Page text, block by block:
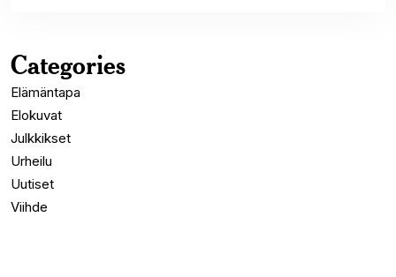
Categories
Elämäntapa
Elokuvat
Julkkikset
Urheilu
Uutiset
Viihde